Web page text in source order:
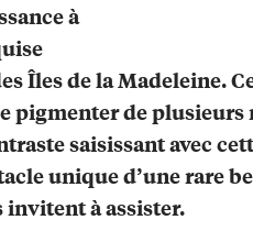
à
Îles de la Madeleine.
pigmenter de plusieurs
saisissant avec
unique d’une rare
invitent à assister.